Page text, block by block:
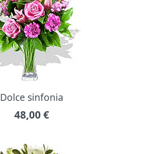
Dolce sinfonia
48,00 €